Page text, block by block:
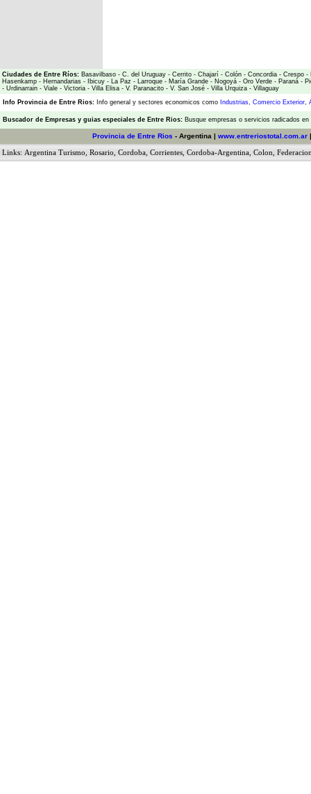
Ciudades de Entre Ríos: Basavilbaso - C. del Uruguay - Cerrito - Chajarí - Colón - Concordia - Crespo -
Hasenkamp - Hernandarias - Ibicuy - La Paz - Larroque - María Grande - Nogoyá - Oro Verde - Paraná -
- Urdinarrain - Viale - Victoria - Villa Elisa - V. Paranacito - V. San José - Villa Urquiza - Villaguay
Info Provincia de Entre Rios: Info general y sectores economicos como Industrias, Comercio Exterior,
Buscador de Empresas y guias especiales de Entre Rios: Busque empresas o servicios radicados
Provincia de Entre Rios - Argentina | www.entreriostotal.com.ar
Links: Argentina Turismo Rosario Cordoba Corrientes Cordoba-Argentina Colon